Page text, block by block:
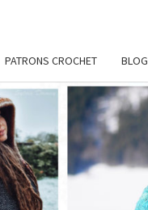
PATRONS CROCHET BLOG